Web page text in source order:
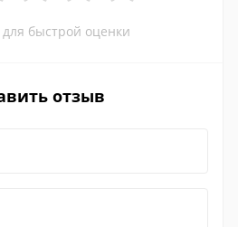
быстрой оценки
отзыв